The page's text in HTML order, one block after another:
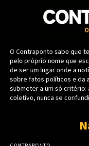
O Contraponto sabe que
pelo próprio nome que
de ser um lugar onde a
sobre fatos políticos e da
submeter a um só
coletivo, nunca se